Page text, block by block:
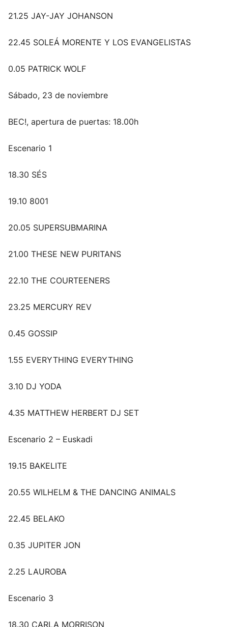
21.25 JAY-JAY JOHANSON
22.45 SOLEÁ MORENTE Y LOS EVANGELISTAS
0.05 PATRICK WOLF
Sábado, 23 de noviembre
BEC!, apertura de puertas: 18.00h
Escenario 1
18.30 SÉS
19.10 8001
20.05 SUPERSUBMARINA
21.00 THESE NEW PURITANS
22.10 THE COURTEENERS
23.25 MERCURY REV
0.45 GOSSIP
1.55 EVERYTHING EVERYTHING
3.10 DJ YODA
4.35 MATTHEW HERBERT DJ SET
Escenario 2 – Euskadi
19.15 BAKELITE
20.55 WILHELM & THE DANCING ANIMALS
22.45 BELAKO
0.35 JUPITER JON
2.25 LAUROBA
Escenario 3
18.30 CARLA MORRISON